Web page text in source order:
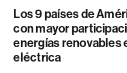
Los 9 países de
con mayor
energías renovables
eléctrica